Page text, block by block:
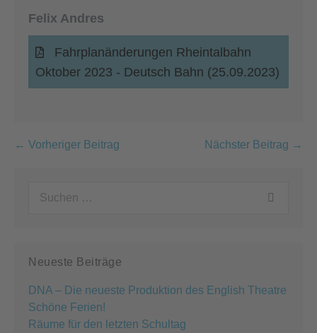
Felix Andres
Fahrplanänderungen Rheintalbahn
Oktober 2023 - Deutsch Bahn (25.09.2023)
Beitragsnavigation
← Vorheriger Beitrag Nächster Beitrag →
Neueste Beiträge
DNA – Die neueste Produktion des English Theatre
Schöne Ferien!
Räume für den letzten Schultag